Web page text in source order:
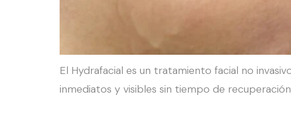
El Hydrafacial es un tratamiento facial no
inmediatos y visibles sin tiempo de